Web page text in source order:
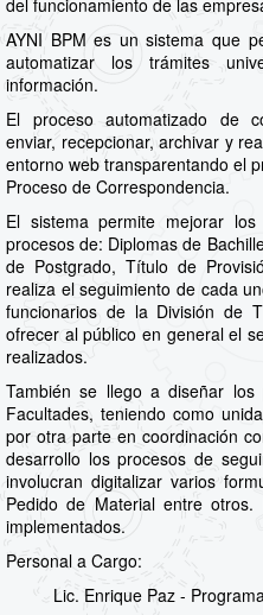
AYNI BPM es un sistema que
automatizar los trámites
información.
El proceso automatizado de
enviar, recepcionar, archivar y
entorno web transparentando el
Proceso de Correspondencia.
El sistema permite mejorar
procesos de: Diplomas de
de Postgrado, Título de
realiza el seguimiento de cada
funcionarios de la División de
ofrecer al público en general el
realizados.
También se llego a diseñar los
Facultades, teniendo como
por otra parte en coordinación
desarrollo los procesos de
involucran digitalizar varios
Pedido de Material entre
implementados.
Personal a Cargo:
Lic. Enrique Paz -